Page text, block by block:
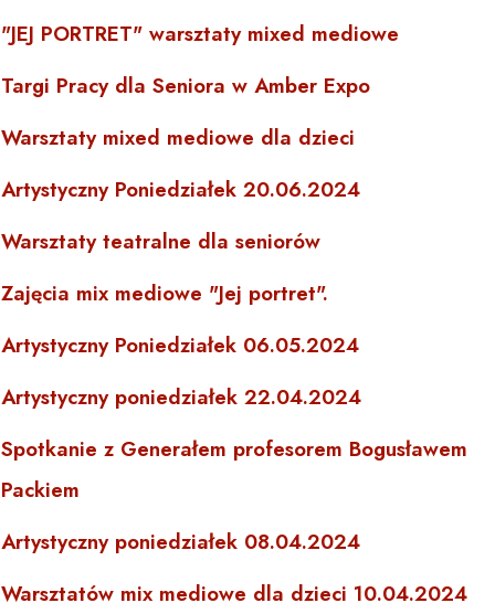
"JEJ PORTRET" warsztaty mixed mediowe
Targi Pracy dla Seniora w Amber Expo
Warsztaty mixed mediowe dla dzieci
Artystyczny Poniedziałek 20.06.2024
Warsztaty teatralne dla seniorów
Zajęcia mix mediowe "Jej portret".
Artystyczny Poniedziałek 06.05.2024
Artystyczny poniedziałek 22.04.2024
Spotkanie z Generałem profesorem Bogusławem
Packiem
Artystyczny poniedziałek 08.04.2024
Warsztatów mix mediowe dla dzieci 10.04.2024